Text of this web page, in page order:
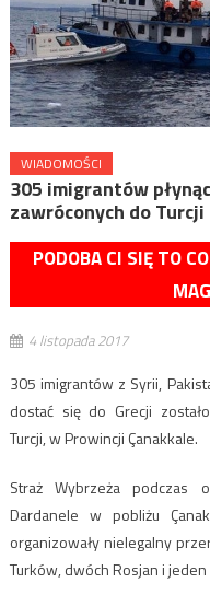
WIADOMOŚCI
305 imigrantów
zawróconych do Turcji
PODOBA CI SIĘ TO
4 listopada 2017
305 imigrantów z Syrii,
dostać się do Grecji
Turcji, w Prowincji Çanakkale.
Straż Wybrzeża podczas
Dardanele w pobliżu
organizowały nielegalny
Turków, dwóch Rosjan i jeden